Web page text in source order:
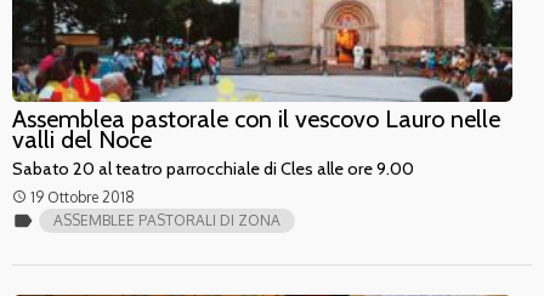
Assemblea pastorale con il vescovo Lauro nelle
valli del Noce
Sabato 20 al teatro parrocchiale di Cles alle ore 9.00
access_time 19 Ottobre 2018
label ASSEMBLEE PASTORALI DI ZONA